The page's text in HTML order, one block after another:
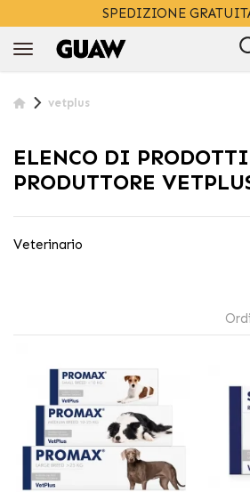
SPEDIZIONE
vetplus
ELENCO DI
PRODUTTORE
Veterinario